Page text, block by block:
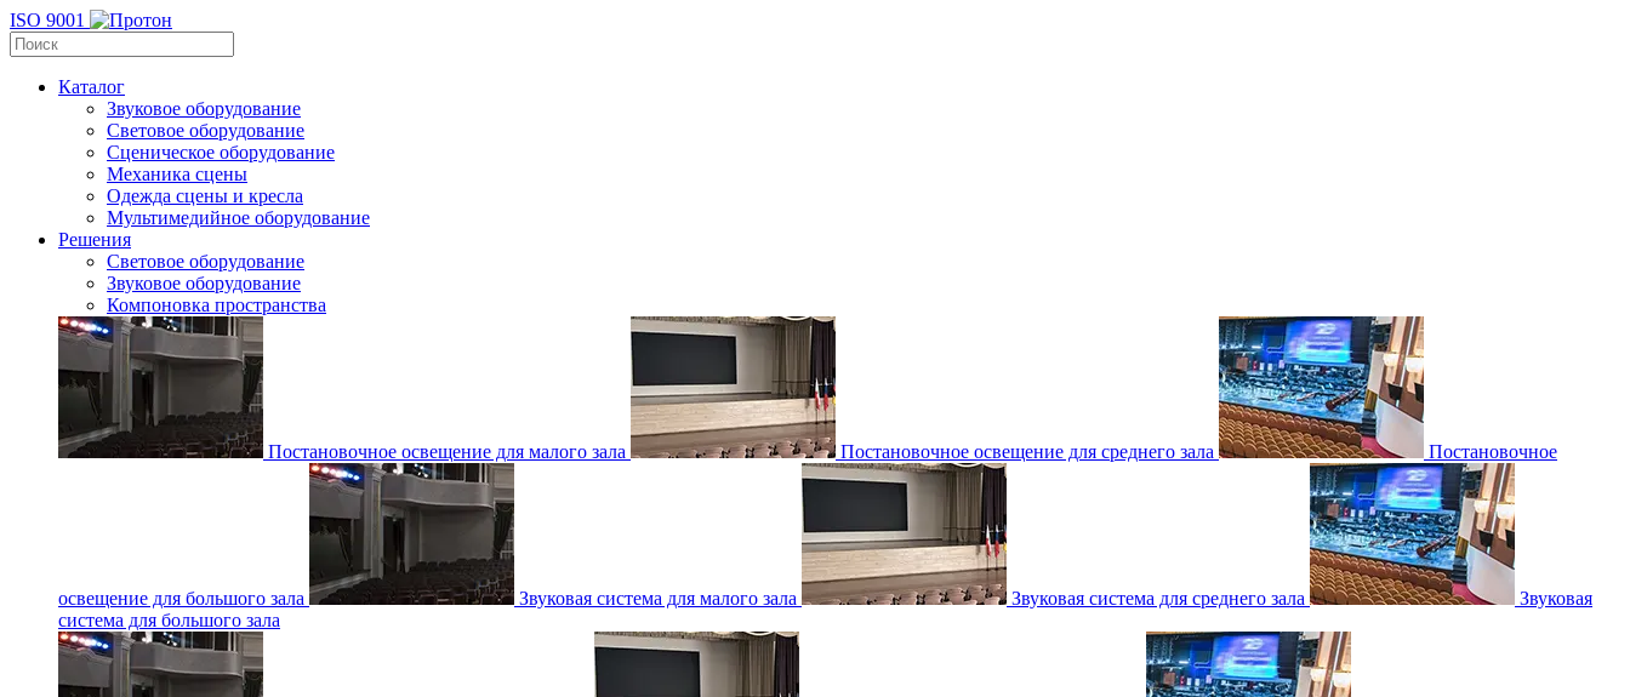
ISO 9001
Каталог
Звуковое оборудование
Световое оборудование
Сценическое оборудование
Механика сцены
Одежда сцены и кресла
Мультимедийное оборудование
Решения
Световое оборудование
Звуковое оборудование
Компоновка пространства
Постановочное освещение для малого зала Постановочное освещение для среднего зала Постановочное
освещение для большого зала Звуковая система для малого зала Звуковая система для среднего зала
Звуковая
система для большого зала